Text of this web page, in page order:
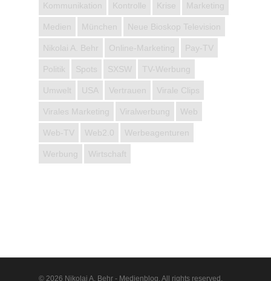
Kommunikation Kontrolle Krise Marketing
Medien München Neue Bioskop Television
Nikolai A. Behr Online-Marketing Pay-TV
Politik Spots SXSW TV-Werbung
Umwelt USA Vertrauen Virale Clips
Virales Marketing Viralwerbung Web
Web-TV Web2.0 Werbeagenturen
Werbung Wirtschaft
© 2026 Nikolai A. Behr - Medienblog. All rights reserved,